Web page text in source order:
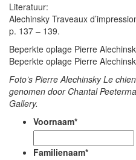
Literatuur:
Alechinsky Traveaux
p. 137 – 139.
Beperkte oplage Pierre
Beperkte oplage Pierre
Foto’s Pierre Alechinsky Le
genomen door Chantal
Gallery.
Voornaam*
Familienaam*